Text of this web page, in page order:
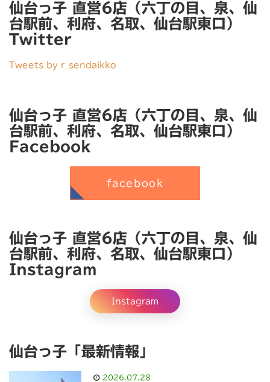
仙台っ子 直営6店（六丁の目、泉、仙
台駅前、利府、名取、仙台駅東口）
Twitter
Tweets by r_sendaikko
仙台っ子 直営6店（六丁の目、泉、仙
台駅前、利府、名取、仙台駅東口）
Facebook
facebook
仙台っ子 直営6店（六丁の目、泉、仙
台駅前、利府、名取、仙台駅東口）
Instagram
Instagram
仙台っ子「最新情報」
2026.07.28